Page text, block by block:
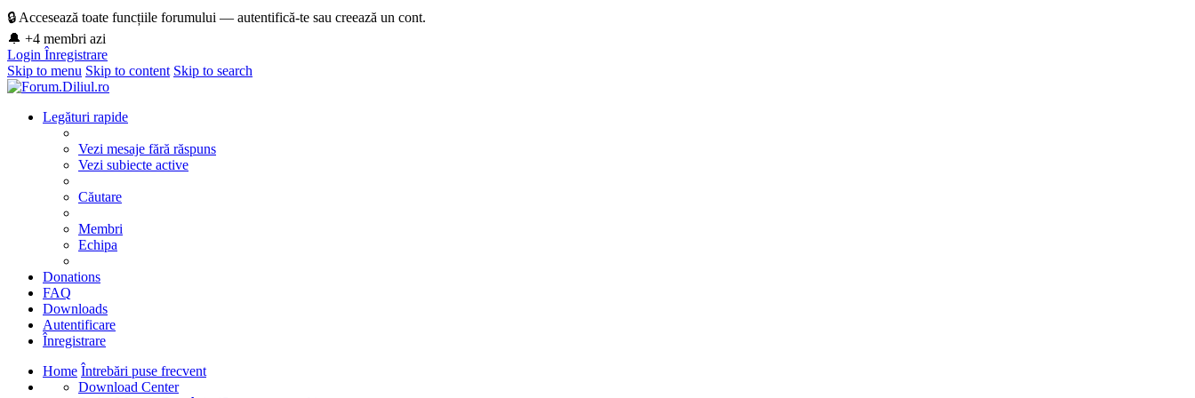
🔒 Accesează toate funcțiile forumului — autentifică-te sau creează un cont.
🔔 +4 membri azi
Login Înregistrare
Skip to menu Skip to content Skip to search
Legături rapide
Vezi mesaje fără răspuns
Vezi subiecte active
Căutare
Membri
Echipa
Donations
FAQ
Downloads
Autentificare
Înregistrare
Home Întrebări puse frecvent
Download Center